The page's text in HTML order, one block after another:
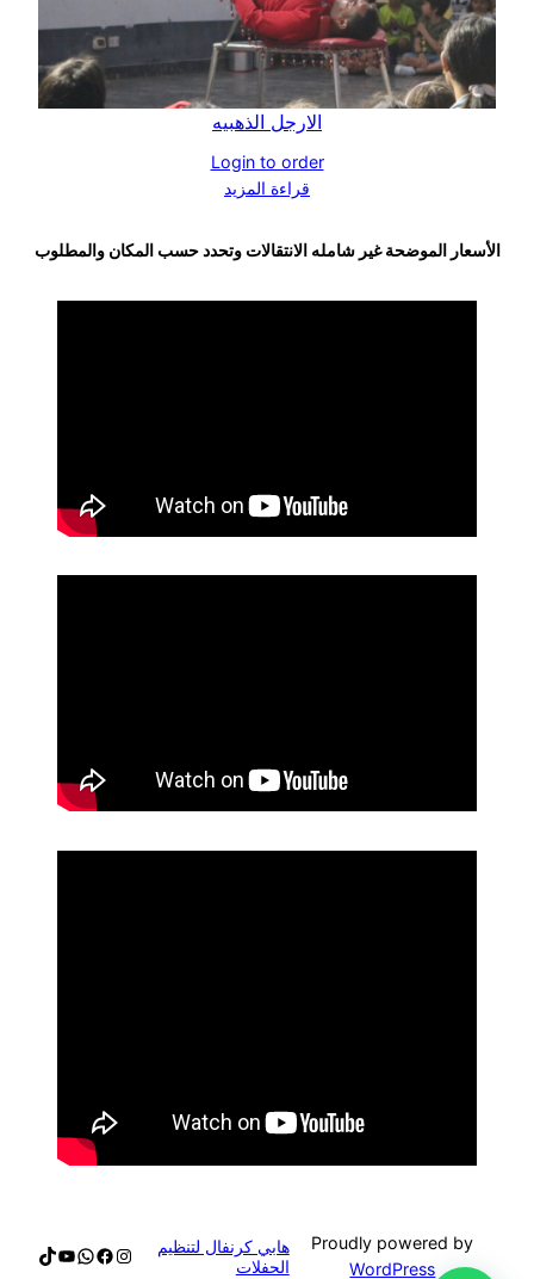
الارجل الذهبيه
Login to order
قراءة المزيد
الأسعار الموضحة غير شامله الانتقالات وتحدد حسب المكان والمطلوب
Proudly powered by
WordPress
هابي كرنفال لتنظيم
الحفلات